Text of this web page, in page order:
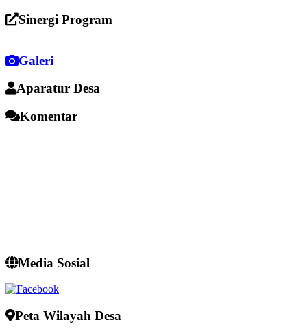
Sinergi Program
Galeri
Aparatur Desa
Komentar
Media Sosial
Peta Wilayah Desa